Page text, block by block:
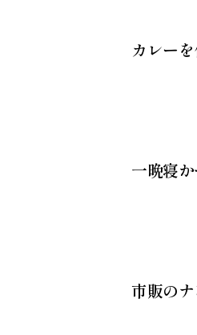
カレー
一晩寝
市販のナ